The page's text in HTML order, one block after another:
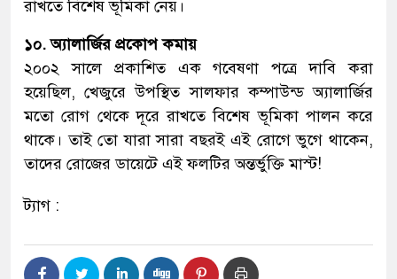
রাখতে বিশেষ ভূমিকা নেয়।
১০. অ্যালার্জির প্রকোপ কমায়
২০০২ সালে প্রকাশিত এক গবেষণা পত্রে দাবি করা
হয়েছিল, খেজুরে উপস্থিত সালফার কম্পাউন্ড অ্যালার্জির
মতো রোগ থেকে দূরে রাখতে বিশেষ ভূমিকা পালন করে
থাকে। তাই তো যারা সারা বছরই এই রোগে ভুগে থাকেন,
তাদের রোজের ডায়েটে এই ফলটির অন্তর্ভুক্তি মাস্ট!
ট্যাগ :